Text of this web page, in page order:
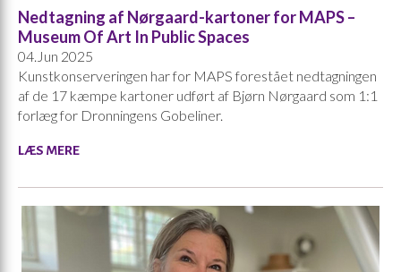
Nedtagning af Nørgaard-kartoner for MAPS –
Museum Of Art In Public Spaces
04.Jun 2025
Kunstkonserveringen har for MAPS forestået nedtagningen
af de 17 kæmpe kartoner udført af Bjørn Nørgaard som 1:1
forlæg for Dronningens Gobeliner.
LÆS MERE